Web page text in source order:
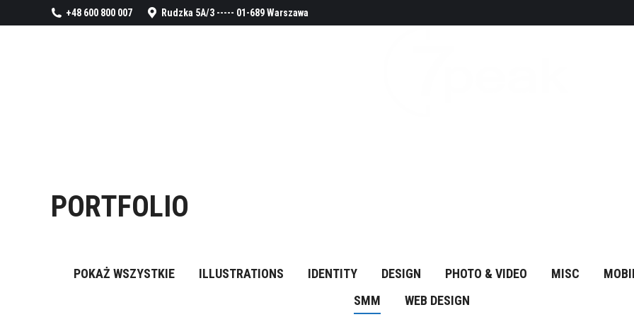
+48 600 800 007 Rudzka 5A/3 ----- 01-689 Warszawa
PORTFOLIO
POKAŻ WSZYSTKIE ILLUSTRATIONS IDENTITY DESIGN PHOTO & VIDEO MISC
SMM
WEB DESIGN